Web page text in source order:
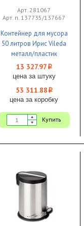
Арт. 281067
Арт. п. 137735/137667
Контейнер для мусора
50 литров Ирис Vileda
металл/пластик
круглый черный
380х730мм без
13 327.97 i
цена за штуку
53 311.88 i
цена за коробку
Купить